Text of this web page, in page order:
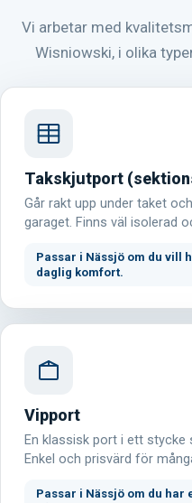
Vi arbetar med
Wisniowski, i olika
Takskjutport
Går rakt upp under taket
garaget. Finns väl isolerad
Passar i Nässjö om du vill
daglig komfort.
Vipport
En klassisk port i ett stycke
Enkel och prisvärd för
Passar i Nässjö om du har